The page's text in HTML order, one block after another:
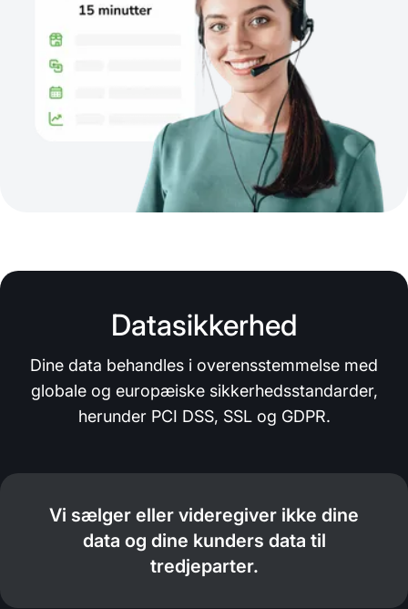
Datasikkerhed
Dine data behandles i overensstemmelse med
globale og europæiske sikkerhedsstandarder,
herunder PCI DSS, SSL og GDPR.
Vi sælger eller videregiver ikke dine
data og dine kunders data til
tredjeparter.